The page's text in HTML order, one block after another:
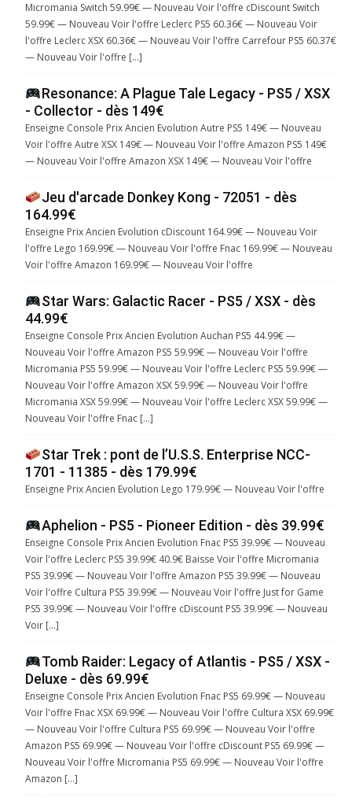
Micromania Switch 59.99€ — Nouveau Voir l'offre cDiscount Switch
59.99€ — Nouveau Voir l'offre Leclerc PS5 60.36€ — Nouveau Voir
l'offre Leclerc XSX 60.36€ — Nouveau Voir l'offre Carrefour PS5 60.37€
— Nouveau Voir l'offre […]
Resonance: A Plague Tale Legacy - PS5 / XSX
- Collector - dès 149€
Enseigne Console Prix Ancien Evolution Autre PS5 149€ — Nouveau
Voir l'offre Autre XSX 149€ — Nouveau Voir l'offre Amazon PS5 149€
— Nouveau Voir l'offre Amazon XSX 149€ — Nouveau Voir l'offre
Jeu d'arcade Donkey Kong - 72051 - dès
164.99€
Enseigne Prix Ancien Evolution cDiscount 164.99€ — Nouveau Voir
l'offre Lego 169.99€ — Nouveau Voir l'offre Fnac 169.99€ — Nouveau
Voir l'offre Amazon 169.99€ — Nouveau Voir l'offre
Star Wars: Galactic Racer - PS5 / XSX - dès
44.99€
Enseigne Console Prix Ancien Evolution Auchan PS5 44.99€ —
Nouveau Voir l'offre Amazon PS5 59.99€ — Nouveau Voir l'offre
Micromania PS5 59.99€ — Nouveau Voir l'offre Leclerc PS5 59.99€ —
Nouveau Voir l'offre Amazon XSX 59.99€ — Nouveau Voir l'offre
Micromania XSX 59.99€ — Nouveau Voir l'offre Leclerc XSX 59.99€ —
Nouveau Voir l'offre Fnac […]
Star Trek : pont de l’U.S.S. Enterprise NCC-
1701 - 11385 - dès 179.99€
Enseigne Prix Ancien Evolution Lego 179.99€ — Nouveau Voir l'offre
Aphelion - PS5 - Pioneer Edition - dès 39.99€
Enseigne Console Prix Ancien Evolution Fnac PS5 39.99€ — Nouveau
Voir l'offre Leclerc PS5 39.99€ 40.9€ Baisse Voir l'offre Micromania
PS5 39.99€ — Nouveau Voir l'offre Amazon PS5 39.99€ — Nouveau
Voir l'offre Cultura PS5 39.99€ — Nouveau Voir l'offre Just for Game
PS5 39.99€ — Nouveau Voir l'offre cDiscount PS5 39.99€ — Nouveau
Voir […]
Tomb Raider: Legacy of Atlantis - PS5 / XSX -
Deluxe - dès 69.99€
Enseigne Console Prix Ancien Evolution Fnac PS5 69.99€ — Nouveau
Voir l'offre Fnac XSX 69.99€ — Nouveau Voir l'offre Cultura XSX 69.99€
— Nouveau Voir l'offre Cultura PS5 69.99€ — Nouveau Voir l'offre
Amazon PS5 69.99€ — Nouveau Voir l'offre cDiscount PS5 69.99€ —
Nouveau Voir l'offre Micromania PS5 69.99€ — Nouveau Voir l'offre
Amazon […]